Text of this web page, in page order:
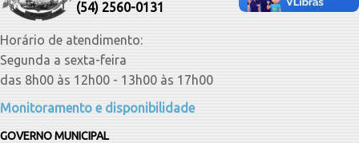
(54) 2560-0131
Horário de atendimento:
Segunda a sexta-feira
das 8h00 às 12h00 - 13h00 às 17h00
Monitoramento e disponibilidade
GOVERNO MUNICIPAL